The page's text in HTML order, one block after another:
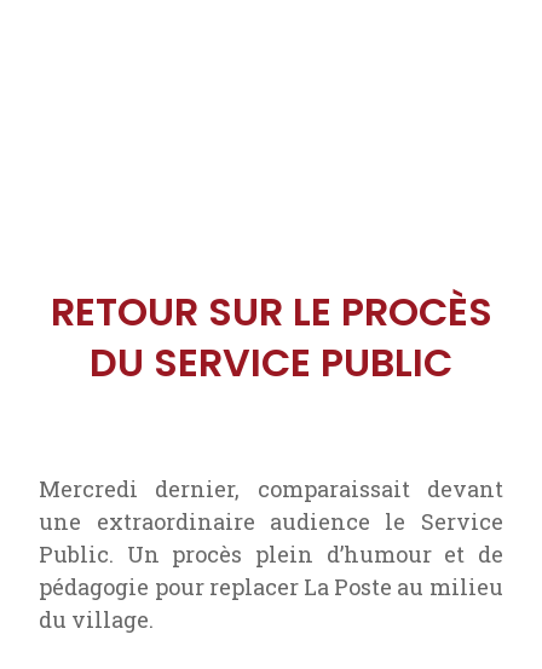
RETOUR SUR LE PROCÈS
DU SERVICE PUBLIC
Mercredi dernier, comparaissait devant
une extraordinaire audience le Service
Public. Un procès plein d’humour et de
pédagogie pour replacer La Poste au milieu
du village.